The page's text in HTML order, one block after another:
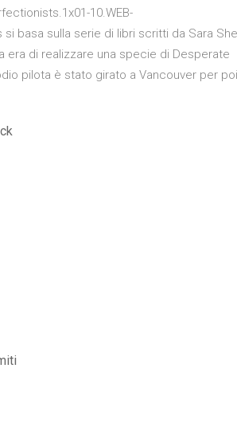
10.WEB-
si basa sulla serie di libri scritti da Sara
era di realizzare una specie di Desperate
pilota è stato girato a Vancouver per poi